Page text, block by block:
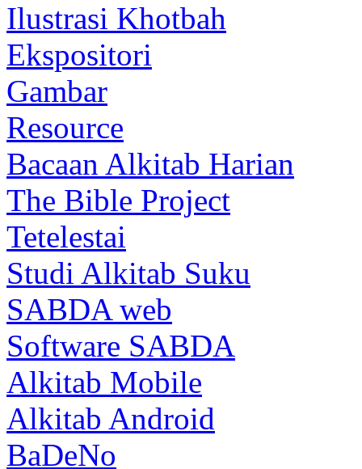
Ilustrasi Khotbah
Ekspositori
Gambar
Resource
Bacaan Alkitab Harian
The Bible Project
Tetelestai
Studi Alkitab Suku
SABDA web
Software SABDA
Alkitab Mobile
Alkitab Android
BaDeNo